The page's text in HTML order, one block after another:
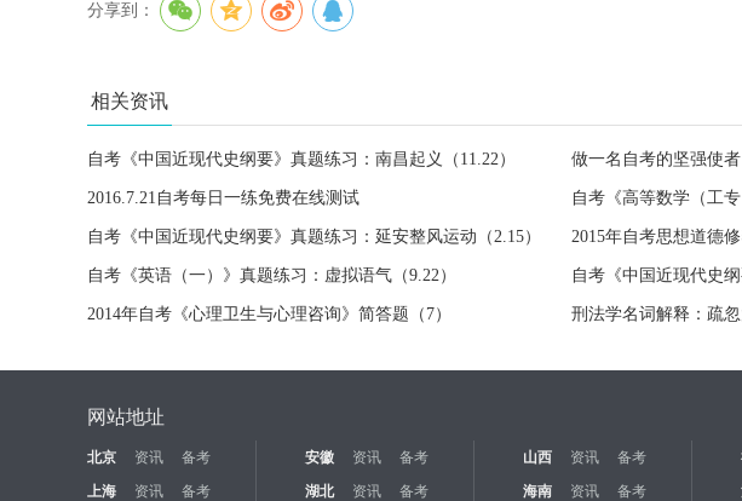
分享到：
相关资讯
自考《中国近现代史纲要》真题练习：南昌起义（11.22） 做一名自考的坚强使者
2016.7.21自考每日一练免费在线测试 自考《高等数学（工
自考《中国近现代史纲要》真题练习：延安整风运动（2.15） 2015年自考思想道德
自考《英语（一）》真题练习：虚拟语气（9.22） 自考《中国近现代史
2014年自考《心理卫生与心理咨询》简答题（7） 刑法学名词解释：疏
网站地址
北京 资讯 备考 安徽 资讯 备考 山西 资讯 备考
上海
资讯 备考 湖北 资讯 备考 海南 资讯 备考